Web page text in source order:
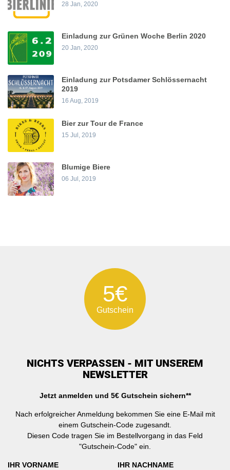
28 Jan, 2020
Einladung zur Grünen Woche Berlin 2020
20 Jan, 2020
Einladung zur Potsdamer Schlössernacht
2019
16 Aug, 2019
Bier zur Tour de France
15 Jul, 2019
Blumige Biere
06 Jul, 2019
5€
Gutschein
NICHTS VERPASSEN - MIT UNSEREM
NEWSLETTER
Jetzt anmelden und 5€ Gutschein sichern**
Nach erfolgreicher Anmeldung bekommen Sie eine E-Mail mit
einem Gutschein-Code zugesandt.
Diesen Code tragen Sie im Bestellvorgang in das Feld
"Gutschein-Code" ein.
IHR VORNAME IHR NACHNAME